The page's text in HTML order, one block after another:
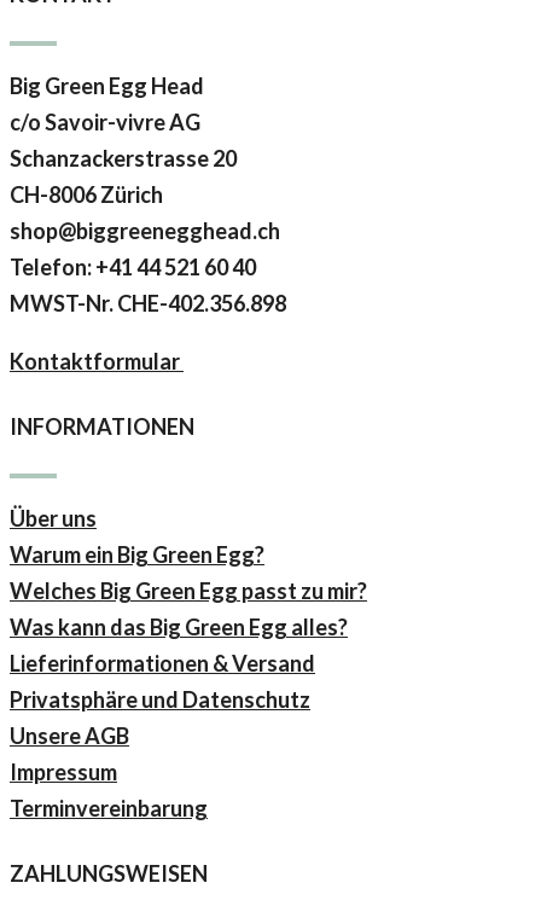
Big Green Egg Head
c/o Savoir-vivre AG
Schanzackerstrasse 20
CH-8006 Zürich
shop@biggreenegghead.ch
Telefon: +41 44 521 60 40
MWST-Nr.CHE-402.356.898
Kontaktformular
INFORMATIONEN
Über uns
Warum ein Big Green Egg?
Welches Big Green Egg passt zu mir?
Was kann das Big Green Egg alles?
Lieferinformationen & Versand
Privatsphäre und Datenschutz
Unsere AGB
Impressum
Terminvereinbarung
ZAHLUNGSWEISEN